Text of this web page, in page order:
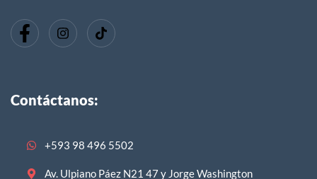
Contáctanos:
+593 98 496 5502
Av. Ulpiano Páez N21 47 y Jorge Washington